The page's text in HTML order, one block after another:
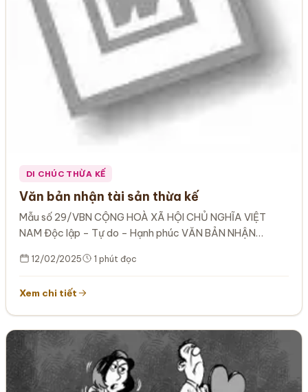
DI CHÚC THỪA KẾ
Văn bản nhận tài sản thừa kế
Mẫu số 29/VBN CỘNG HOÀ XÃ HỘI CHỦ NGHĨA VIỆT
NAM Độc lập – Tự do – Hạnh phúc VĂN BẢN NHẬN…
12/02/2025 1 phút đọc
Xem chi tiết